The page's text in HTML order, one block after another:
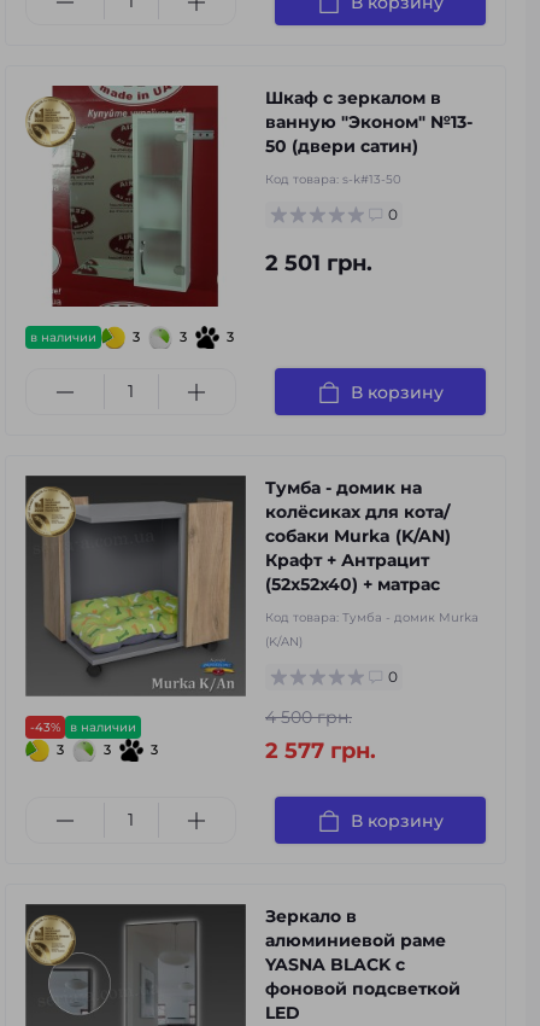
в наличии 3 3 3
Шкаф с зеркалом в
ванную "Эконом" №13-
50 (двери сатин)
Код товара: s-k#13-50
0
2 501 грн.
В корзину
-43% в наличии
3 3 3
Тумба - домик на
колёсиках для кота/
собаки Murka (K/AN)
Крафт + Антрацит
(52x52x40) + матрас
Код товара: Тумба - домик Murka
(K/AN)
0
4 500 грн.
2 577 грн.
В корзину
Зеркало в
алюминиевой раме
YASNA BLACK с
фоновой подсветкой
LED